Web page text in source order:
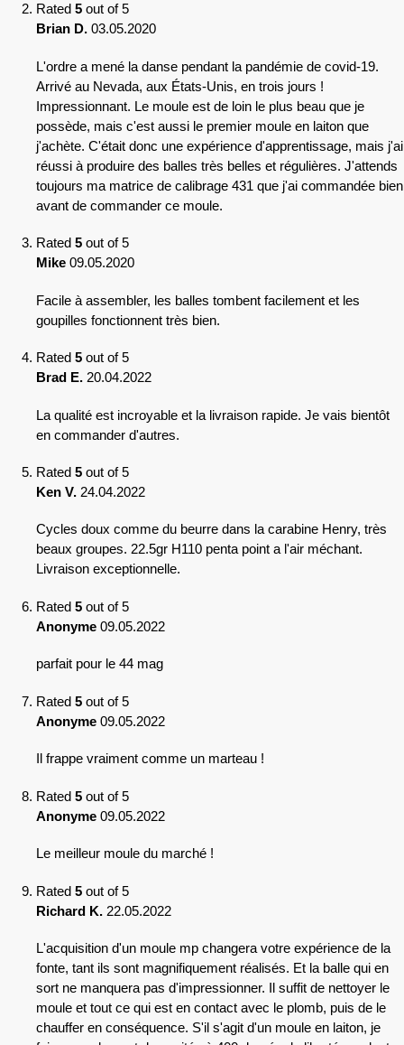
Rated 5 out of 5
Brian D. 03.05.2020
L'ordre a mené la danse pendant la pandémie de covid-19.
Arrivé au Nevada, aux États-Unis, en trois jours !
Impressionnant. Le moule est de loin le plus beau que je
possède, mais c'est aussi le premier moule en laiton que
j'achète. C'était donc une expérience d'apprentissage, mais j'ai
réussi à produire des balles très belles et régulières. J'attends
toujours ma matrice de calibrage 431 que j'ai commandée bien
avant de commander ce moule.
Rated 5 out of 5
Mike 09.05.2020
Facile à assembler, les balles tombent facilement et les
goupilles fonctionnent très bien.
Rated 5 out of 5
Brad E. 20.04.2022
La qualité est incroyable et la livraison rapide. Je vais bientôt
en commander d'autres.
Rated 5 out of 5
Ken V. 24.04.2022
Cycles doux comme du beurre dans la carabine Henry, très
beaux groupes. 22.5gr H110 penta point a l'air méchant.
Livraison exceptionnelle.
Rated 5 out of 5
Anonyme 09.05.2022
parfait pour le 44 mag
Rated 5 out of 5
Anonyme 09.05.2022
Il frappe vraiment comme un marteau !
Rated 5 out of 5
Anonyme 09.05.2022
Le meilleur moule du marché !
Rated 5 out of 5
Richard K. 22.05.2022
L'acquisition d'un moule mp changera votre expérience de la
fonte, tant ils sont magnifiquement réalisés. Et la balle qui en
sort ne manquera pas d'impressionner. Il suffit de nettoyer le
moule et tout ce qui est en contact avec le plomb, puis de le
chauffer en conséquence. S'il s'agit d'un moule en laiton, je